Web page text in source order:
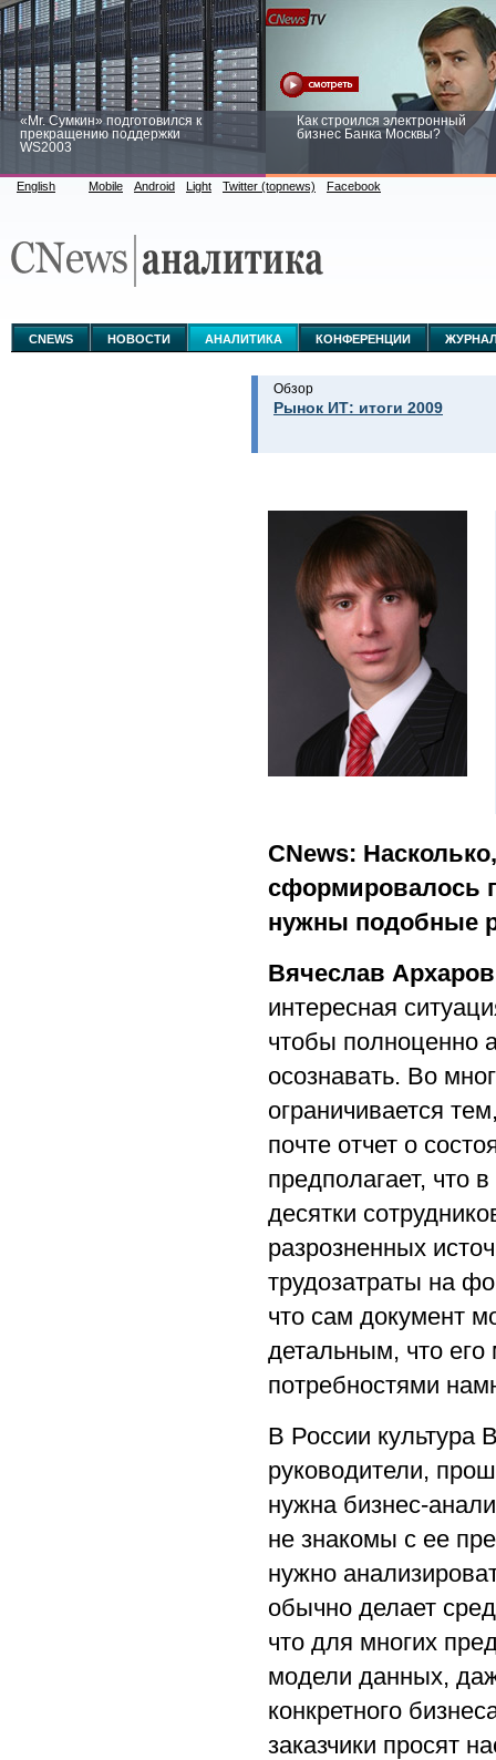
«Mr. Сумкин» подготовился к
прекращению поддержки
WS2003
Как строился электронный
бизнес Банка Москвы?
аналитике
English Mobile Android Light Twitter (topnews) Facebook
CNEWS НОВОСТИ АНАЛИТИКА КОНФЕРЕНЦИИ
Обзор
Рынок ИТ: итоги 2009
CNews:
сформировалось
нужны подобные
Вячеслав
интересная
чтобы полноценно
осознавать. Во
ограничивается
почте отчет о
предполагает, что
десятки
разрозненных
трудозатраты на
что сам документ
детальным, что его
потребностями
В России культура
руководители,
нужна бизнес-
не знакомы с ее
нужно
обычно делает
что для многих
модели данных,
конкретного
заказчики просят